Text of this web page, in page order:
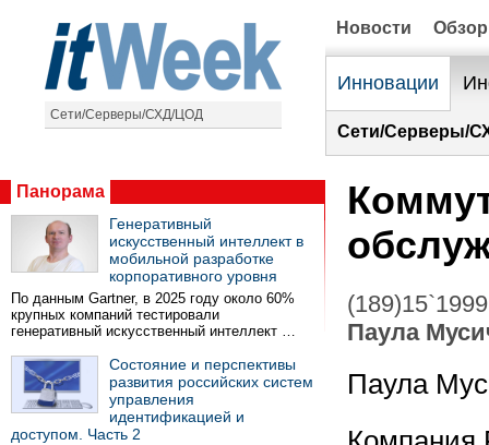
Сети/Серверы/СХД/ЦОД
Новости
Инновации
Сети/Серверы/
Панорама
Генеративный
искусственный интеллект в
мобильной разработке
корпоративного уровня
По данным Gartner, в 2025 году около 60%
крупных компаний тестировали
генеративный искусственный интеллект …
Состояние и перспективы
развития российских систем
управления
идентификацией и
доступом. Часть 2
(189)15`1999
Паула
Паула